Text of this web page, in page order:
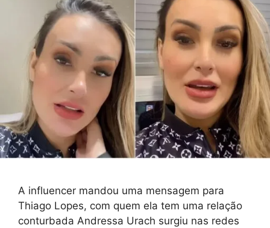
A influencer mandou uma mensagem para
Thiago Lopes, com quem ela tem uma relação
conturbada Andressa Urach surgiu nas redes